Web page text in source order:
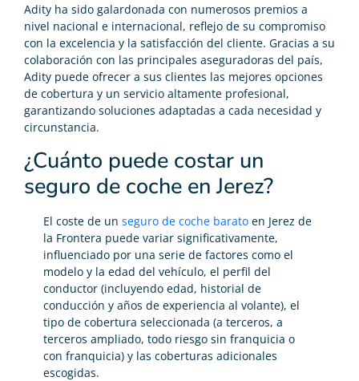
Adity ha sido galardonada con numerosos premios a
nivel nacional e internacional, reflejo de su compromiso
con la excelencia y la satisfacción del cliente. Gracias a su
colaboración con las principales aseguradoras del país,
Adity puede ofrecer a sus clientes las mejores opciones
de cobertura y un servicio altamente profesional,
garantizando soluciones adaptadas a cada necesidad y
circunstancia.
¿Cuánto puede costar un
seguro de coche en Jerez?
El coste de un seguro de coche barato en Jerez de
la Frontera puede variar significativamente,
influenciado por una serie de factores como el
modelo y la edad del vehículo, el perfil del
conductor (incluyendo edad, historial de
conducción y años de experiencia al volante), el
tipo de cobertura seleccionada (a terceros, a
terceros ampliado, todo riesgo sin franquicia o
con franquicia) y las coberturas adicionales
escogidas.